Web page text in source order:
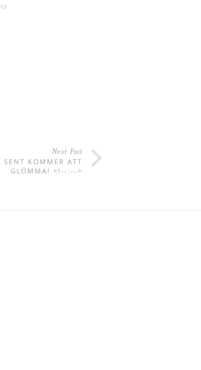
Next Post
KOMMER ATT
GLÖMMA! <!--:-->